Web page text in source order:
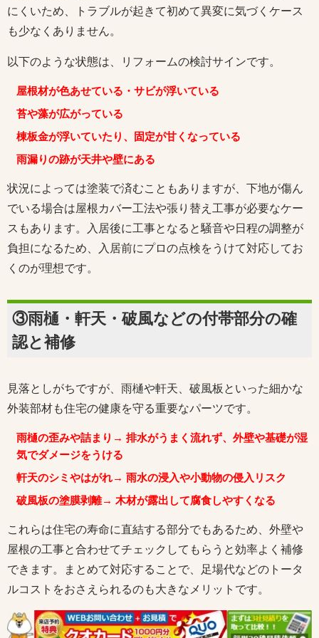
にくいため、トラブルが起きて初めて異変に気づくケース
も少なくありません。
以下のような状態は、リフォームの検討サインです。
屋根材が色あせている・サビが浮いている
苔や藻が広がっている
棟板金が浮いていたり、固定が甘くなっている
雨漏りの跡が天井や壁にある
状況によっては塗装で済むこともありますが、下地が傷ん
でいる場合は屋根カバー工法や張り替え工事が必要なケー
スもあります。入居後に工事となると騒音や日程の調整が
負担になるため、入居前にプロの点検をうけて対応してお
くのが理想です。
③雨樋・軒天・破風などの付帯部分の確
認と補修
見落としがちですが、雨樋や軒天、破風板といった細かな
外装部材も住宅の健康を守る重要なパーツです。
雨樋の歪みや詰まり→ 排水がうまく流れず、外壁や基礎が湿
気でダメージをうける
軒天のシミやはがれ→ 雨水の浸入や小動物の侵入リスク
破風板の塗膜剥離→ 木材が露出して腐食しやすくなる
これらは住宅の寿命に直結する部分でもあるため、外壁や
屋根の工事と合わせてチェックしてもらうと効率よく補修
できます。まとめて対応することで、足場代などのトータ
ルコストをおさえられるのも大きなメリットです。